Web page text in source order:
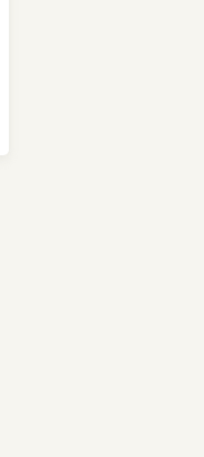
ના પ્રતિકાર માટે